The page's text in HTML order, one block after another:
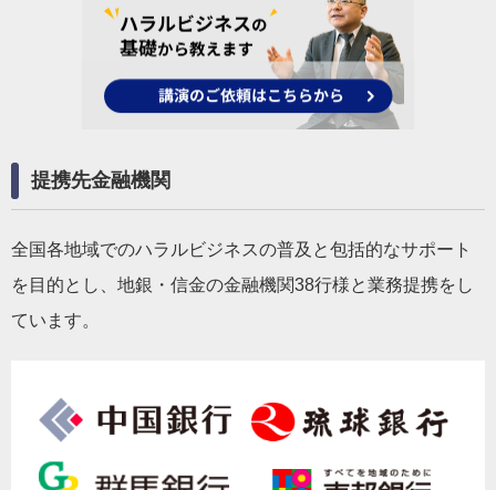
提携先金融機関
全国各地域でのハラルビジネスの普及と包括的なサポート
を目的とし、地銀・信金の金融機関38行様と業務提携をし
ています。